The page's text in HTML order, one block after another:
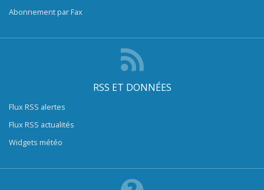
Abonnement par Fax
RSS ET DONNÉES
Flux RSS alertes
Flux RSS actualités
Widgets météo